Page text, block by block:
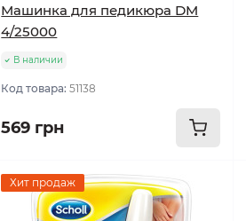
Машинка для педикюра DM
4/25000
В наличии
Код товара:51138
569 грн
Хит продаж